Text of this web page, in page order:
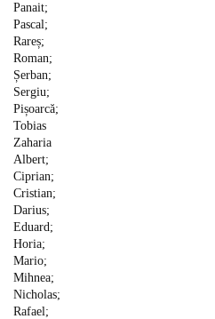
Panait;
Pascal;
Rareș;
Roman;
Șerban;
Sergiu;
Pișoarcă;
Tobias
Zaharia
Albert;
Ciprian;
Cristian;
Darius;
Eduard;
Horia;
Mario;
Mihnea;
Nicholas;
Rafael;